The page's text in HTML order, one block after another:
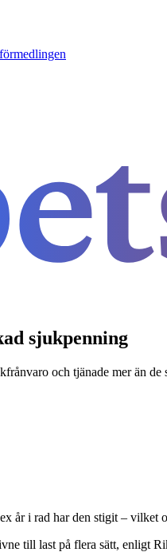
sjukpenning
och tjänade mer än
år i rad har den stigit – vilket
till last på flera sätt, enligt